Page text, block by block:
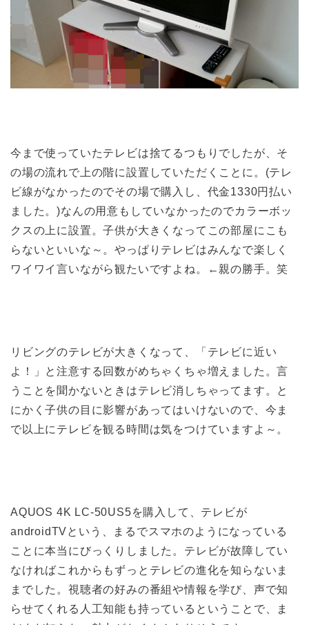
今まで使っていたテレビは捨てるつもりでしたが、そ
の場の流れで上の階に設置していただくことに。(テレ
ビ線がなかったのでその場で購入し、代金1330円払い
ました。)なんの用意もしていなかったのでカラーボッ
クスの上に設置。子供が大きくなってこの部屋にこも
らないといいな～。やっぱりテレビはみんなで楽しく
ワイワイ言いながら観たいですよね。←親の勝手。笑
リビングのテレビが大きくなって、「テレビに近い
よ！」と注意する回数がめちゃくちゃ増えました。言
うことを聞かないときはテレビ消しちゃってます。と
にかく子供の目に影響があってはいけないので、今ま
で以上にテレビを観る時間は気をつけていますよ～。
AQUOS 4K LC-50US5を購入して、テレビが
androidTVという、まるでスマホのようになっている
ことに本当にびっくりしました。テレビが故障してい
なければこれからもずっとテレビの進化を知らないま
までした。視聴者の好みの番組や情報を学び、声で知
らせてくれる人工知能も持っているということで、ま